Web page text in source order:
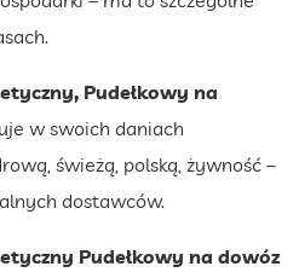
Pudełkowy na
w swoich daniach
świeżą, polską, żywność –
dostawców.
Pudełkowy na dowóz